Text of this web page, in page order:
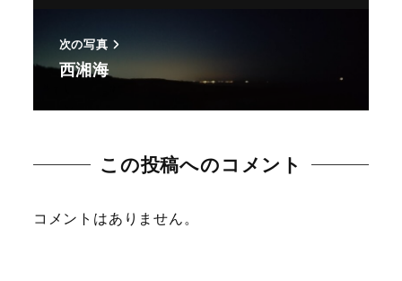
次の写真
西湘海
この投稿へのコメント
コメントはありません。